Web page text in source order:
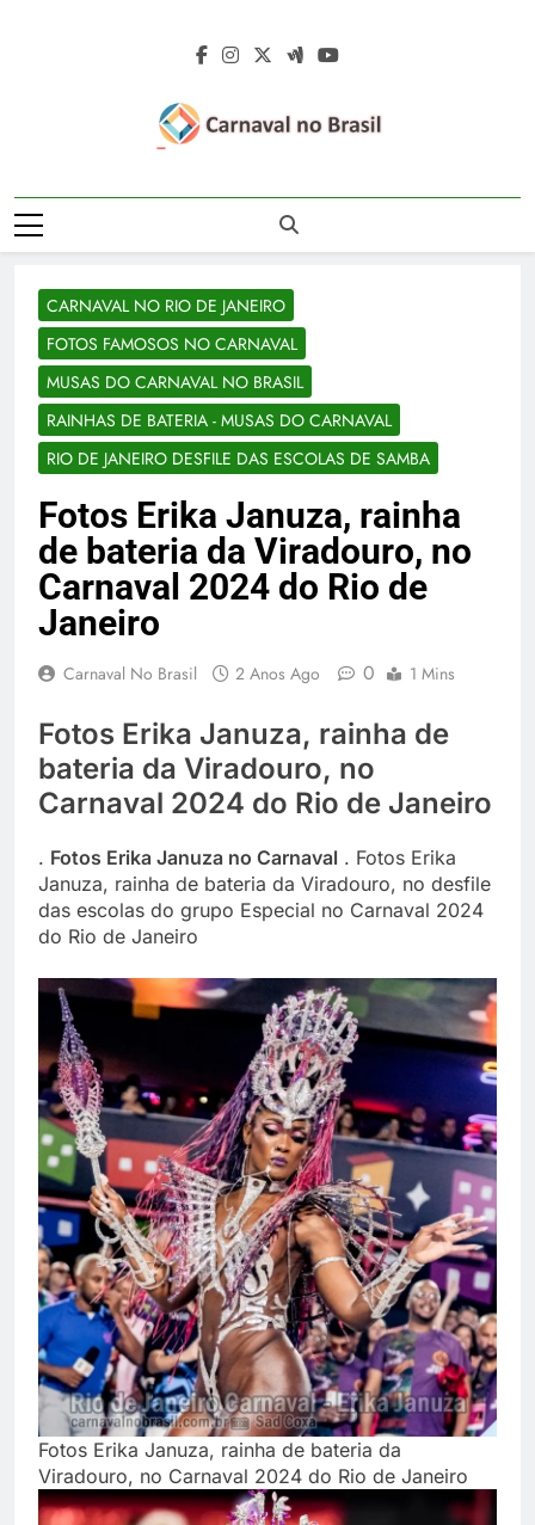
Carnaval No
Brasil 2027 –
Carnaval De Rua
2027 – Desfile
Das Escolas De
Samba
Rua 2027 – Desfile Das Escolas De
Samba – Fotos Carnaval 2026 – Blocos
Rainhas De Bateria – Famosos No
Carnaval
CARNAVAL NO RIO DE JANEIRO
FOTOS FAMOSOS NO CARNAVAL
MUSAS DO CARNAVAL NO BRASIL
RAINHAS DE BATERIA - MUSAS DO CARNAVAL
RIO DE JANEIRO DESFILE DAS ESCOLAS DE SAMBA
Fotos Erika Januza, rainha
de bateria da Viradouro, no
Carnaval 2024 do Rio de
Janeiro
Carnaval No Brasil 2 Anos Ago 0 1 Mins
Fotos Erika Januza, rainha de
bateria da Viradouro, no
Carnaval 2024 do Rio de Janeiro
. Fotos Erika Januza no Carnaval . Fotos Erika
Januza, rainha de bateria da Viradouro, no desfile
das escolas do grupo Especial no Carnaval 2024
do Rio de Janeiro
Fotos Erika Januza, rainha de bateria da
Viradouro, no Carnaval 2024 do Rio de Janeiro